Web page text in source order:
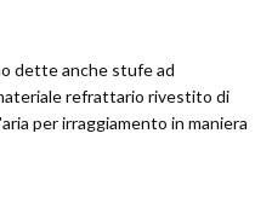
dette anche stufe ad
refrattario rivestito di
per irraggiamento in maniera